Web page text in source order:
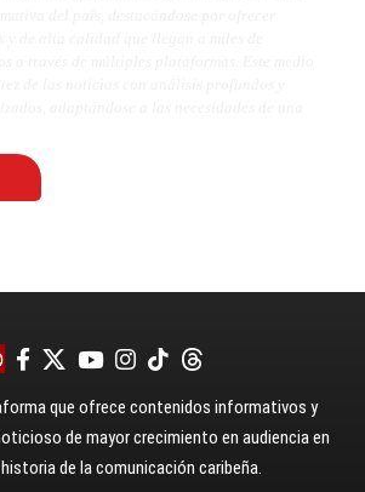
que ofrece contenidos informativos y
de mayor crecimiento en audiencia en
de la comunicación caribeña.